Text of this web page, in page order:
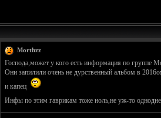
Morthzz
Господа,может у кого есть информация по группе
Они запилили очень не дурственный альбом в
и капец
Инфы по этим гаврикам тоже ноль,не уж-то